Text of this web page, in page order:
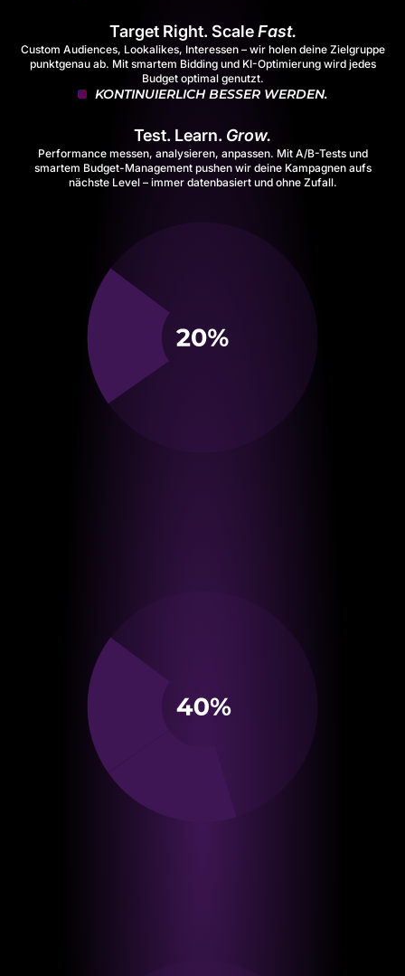
Target Right. ScaleFast.
Custom Audiences, Lookalikes, Interessen – wir holen deine Zielgruppe
punktgenau ab. Mit smartem Bidding und KI-Optimierung wird jedes
Budget optimal genutzt.
KONTINUIERLICH BESSER WERDEN.
Test. Learn. Grow.
Performance messen, analysieren, anpassen. Mit A/B-Tests und
smartem Budget-Management pushen wir deine Kampagnen aufs
nächste Level – immer datenbasiert und ohne Zufall.